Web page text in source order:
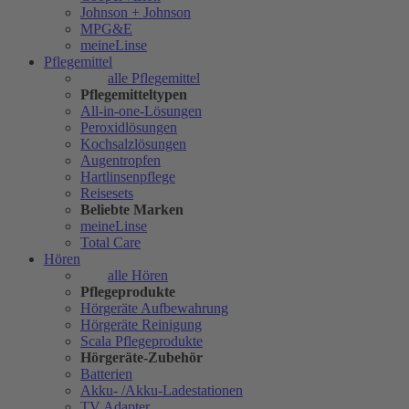
Johnson + Johnson
MPG&E
meineLinse
Pflegemittel
alle Pflegemittel
Pflegemitteltypen
All-in-one-Lösungen
Peroxidlösungen
Kochsalzlösungen
Augentropfen
Hartlinsenpflege
Reisesets
Beliebte Marken
meineLinse
Total Care
Hören
alle Hören
Pflegeprodukte
Hörgeräte Aufbewahrung
Hörgeräte Reinigung
Scala Pflegeprodukte
Hörgeräte-Zubehör
Batterien
Akku- /Akku-Ladestationen